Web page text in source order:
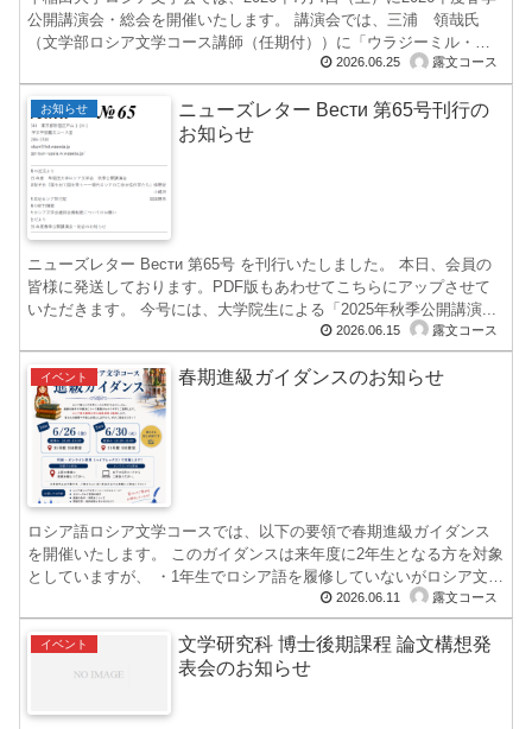
公開講演会・総会を開催いたします。 講演会では、三浦 領哉氏
（文学部ロシア文学コース講師（任期付））に「ウラジーミル・オ
2026.06.25 露文コース
お知らせ
ニューズレター Вести 第65号刊行の
お知らせ
ニューズレター Вести 第65号 を刊行いたしました。 本日、会員の
皆様に発送しております。PDF版もあわせてこちらにアップさせて
いただきます。 今号には、大学院生による「2025年秋季公開講演...
2026.06.15 露文コース
イベント 春期進級ガイダンスのお知らせ
ロシア語ロシア文学コースでは、以下の要領で春期進級ガイダンス
を開催いたします。 このガイダンスは来年度に2年生となる方を対象
としていますが、 ・1年生でロシア語を履修していないがロシア文学
2026.06.11 露文コース
イベント
文学研究科 博士後期課程 論文構想発
表会のお知らせ